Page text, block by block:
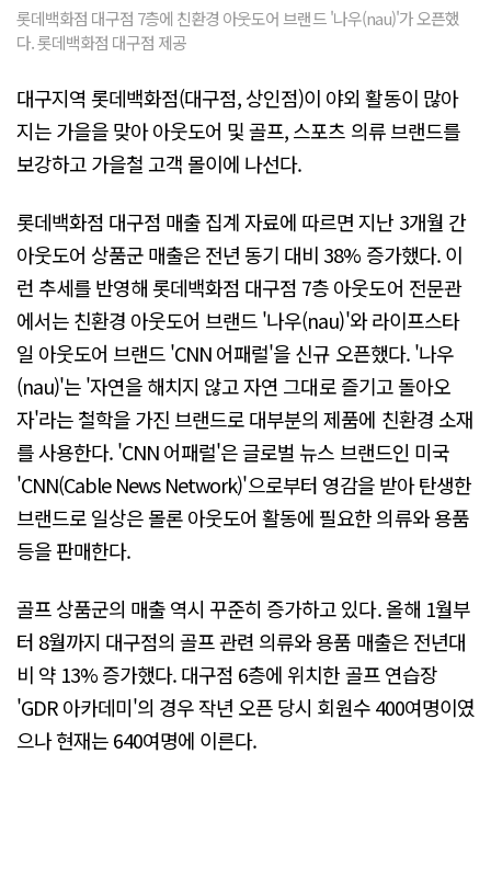
롯데백화점 대구점 7층에 친환경 아웃도어 브랜드 '나우(nau)'가 오픈했
다. 롯데백화점 대구점 제공
대구지역 롯데백화점(대구점, 상인점)이 야외 활동이 많아
지는 가을을 맞아 아웃도어 및 골프, 스포츠 의류 브랜드를
보강하고 가을철 고객 몰이에 나선다.
롯데백화점 대구점 매출 집계 자료에 따르면 지난 3개월 간
아웃도어 상품군 매출은 전년 동기 대비 38% 증가했다. 이
런 추세를 반영해 롯데백화점 대구점 7층 아웃도어 전문관
에서는 친환경 아웃도어 브랜드 '나우(nau)'와 라이프스타
일 아웃도어 브랜드 'CNN 어패럴'을 신규 오픈했다. '나우
(nau)'는 '자연을 해치지 않고 자연 그대로 즐기고 돌아오
자'라는 철학을 가진 브랜드로 대부분의 제품에 친환경 소재
를 사용한다. 'CNN 어패럴'은 글로벌 뉴스 브랜드인 미국
'CNN(Cable News Network)'으로부터 영감을 받아 탄생한
브랜드로 일상은 몰론 아웃도어 활동에 필요한 의류와 용품
등을 판매한다.
골프 상품군의 매출 역시 꾸준히 증가하고 있다. 올해 1월부
터 8월까지 대구점의 골프 관련 의류와 용품 매출은 전년대
비 약 13% 증가했다. 대구점 6층에 위치한 골프 연습장
'GDR 아카데미'의 경우 작년 오픈 당시 회원수 400여명이였
으나 현재는 640여명에 이른다.